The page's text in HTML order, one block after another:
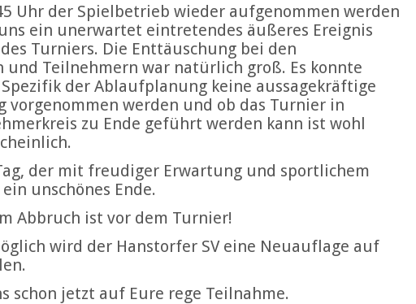
Uhr der Spielbetrieb wieder aufgenommen werden
ein unerwartet eintretendes äußeres Ereignis
Turniers. Die Enttäuschung bei den
und Teilnehmern war natürlich groß. Es konnte
der Ablaufplanung keine aussagekräftige
vorgenommen werden und ob das Turnier in
zu Ende geführt werden kann ist wohl
der mit freudiger Erwartung und sportlichem
unschönes Ende.
Abbruch ist vor dem Turnier!
wird der Hanstorfer SV eine Neuauflage auf
schon jetzt auf Eure rege Teilnahme.